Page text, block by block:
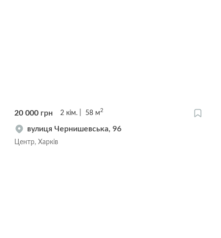
20 000 грн 2 кім. 58 м2
вулиця Чернишевська, 96
Центр, Харків